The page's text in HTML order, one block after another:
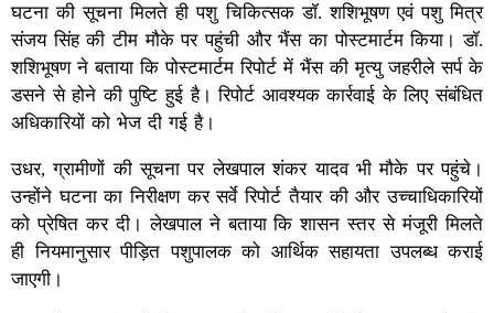
घटना की सूचना मिलते ही पशु चिकित्सक डॉ. शशिभूषण एवं पशु मित्र
संजय सिंह की टीम मौके पर पहुंची और भैंस का पोस्टमार्टम किया। डॉ.
शशिभूषण ने बताया कि पोस्टमार्टम रिपोर्ट में भैंस की मृत्यु जहरीले सर्प के
डसने से होने की पुष्टि हुई है। रिपोर्ट आवश्यक कार्रवाई के लिए संबंधित
अधिकारियों को भेज दी गई है।
उधर, ग्रामीणों की सूचना पर लेखपाल शंकर यादव भी मौके पर पहुंचे।
उन्होंने घटना का निरीक्षण कर सर्वे रिपोर्ट तैयार की और उच्चाधिकारियों
को प्रेषित कर दी। लेखपाल ने बताया कि शासन स्तर से मंजूरी मिलते
ही नियमानुसार पीड़ित पशुपालक को आर्थिक सहायता उपलब्ध कराई
जाएगी।